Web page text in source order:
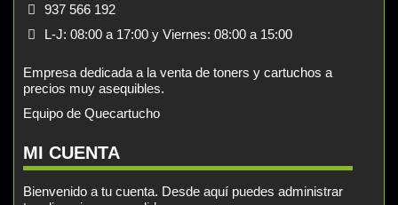
937 566 192
L-J: 08:00 a 17:00 y Viernes: 08:00 a 15:00
Empresa dedicada a la venta de toners y cartuchos a
precios muy asequibles.
Equipo de Quecartucho
MI CUENTA
Bienvenido a tu cuenta. Desde aquí puedes administrar